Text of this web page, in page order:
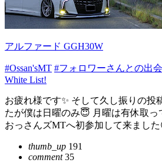
アルファード GGH30W
#Ossan'sMT #フォロワーさんとの出
White List!
お疲れ様です✨ そして久し振りの投
たが僕は日曜のみ😇 月曜は有休取っ
おっさんズMTへ初参加して来まし
thumb_up 191
comment35